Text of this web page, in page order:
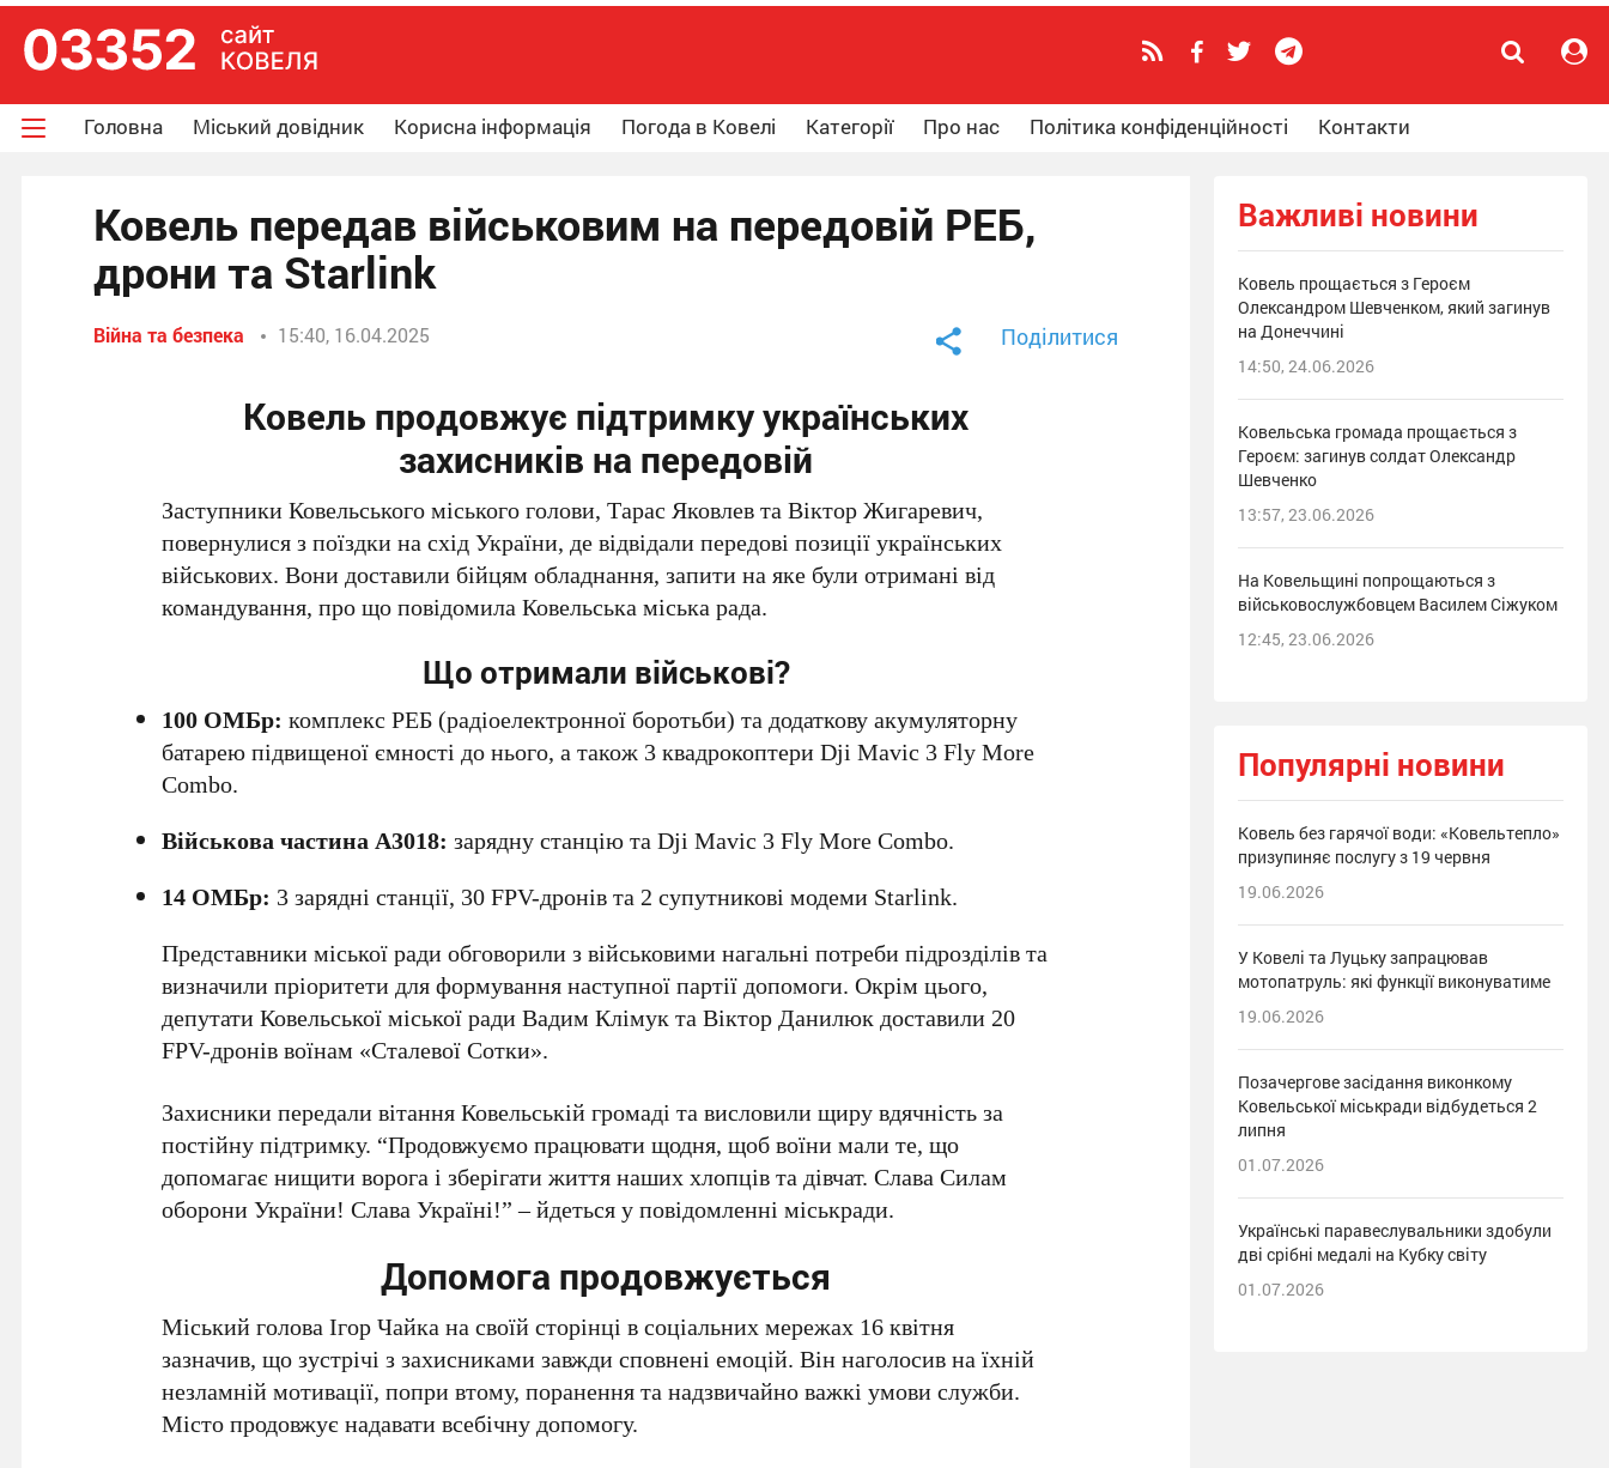
Головна Міський довідник Корисна інформація Погода в Ковелі Категорії Про нас Політика конфіденційності Контакти
Ковель передав військовим на передовій РЕБ,
дрони та Starlink
Війна та безпека 15:40, 16.04.2025 Поділитися
Ковель продовжує підтримку українських
захисників на передовій
Заступники Ковельського міського голови, Тарас Яковлев та Віктор Жигаревич,
повернулися з поїздки на схід України, де відвідали передові позиції українських
військових. Вони доставили бійцям обладнання, запити на яке були отримані від
командування, про що повідомила Ковельська міська рада.
Що отримали військові?
100 ОМБр: комплекс РЕБ (радіоелектронної боротьби) та додаткову акумуляторну
батарею підвищеної ємності до нього, а також 3 квадрокоптери Dji Mavic 3 Fly More
Combo.
Військова частина А3018: зарядну станцію та Dji Mavic 3 Fly More Combo.
14 ОМБр: 3 зарядні станції, 30 FPV-дронів та 2 супутникові модеми Starlink.
Представники міської ради обговорили з військовими нагальні потреби підрозділів та
визначили пріоритети для формування наступної партії допомоги. Окрім цього,
депутати Ковельської міської ради Вадим Клімук та Віктор Данилюк доставили 20
FPV-дронів воїнам «Сталевої Сотки».
Захисники передали вітання Ковельській громаді та висловили щиру вдячність за
постійну підтримку. “Продовжуємо працювати щодня, щоб воїни мали те, що
допомагає нищити ворога і зберігати життя наших хлопців та дівчат. Слава Силам
оборони України! Слава Україні!” – йдеться у повідомленні міськради.
Допомога продовжується
Міський голова Ігор Чайка на своїй сторінці в соціальних мережах 16 квітня
зазначив, що зустрічі з захисниками завжди сповнені емоцій. Він наголосив на їхній
незламній мотивації, попри втому, поранення та надзвичайно важкі умови служби.
Місто продовжує надавати всебічну допомогу.
Важливі новини
Ковель прощається з Героєм
Олександром Шевченком, який загинув
на Донеччині
14:50, 24.06.2026
Ковельська громада прощається з
Героєм: загинув солдат Олександр
Шевченко
13:57, 23.06.2026
На Ковельщині попрощаються з
військовослужбовцем Василем Сіжуком
12:45, 23.06.2026
Популярні новини
Ковель без гарячої води: «Ковельтепло»
призупиняє послугу з 19 червня
19.06.2026
У Ковелі та Луцьку запрацював
мотопатруль: які функції виконуватиме
19.06.2026
Позачергове засідання виконкому
Ковельської міськради відбудеться 2
липня
01.07.2026
Українські паравеслувальники здобули
дві срібні медалі на Кубку світу
01.07.2026